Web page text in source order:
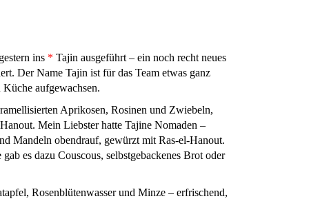
ins * Tajin ausgeführt – ein noch recht neues
Der Name Tajin ist für das Team etwas ganz
aufgewachsen.
Aprikosen, Rosinen und Zwiebeln,
Mein Liebster hatte Tajine Nomaden –
Mandeln obendrauf, gewürzt mit Ras-el-Hanout.
es dazu Couscous, selbstgebackenes Brot oder
Rosenblütenwasser und Minze – erfrischend,